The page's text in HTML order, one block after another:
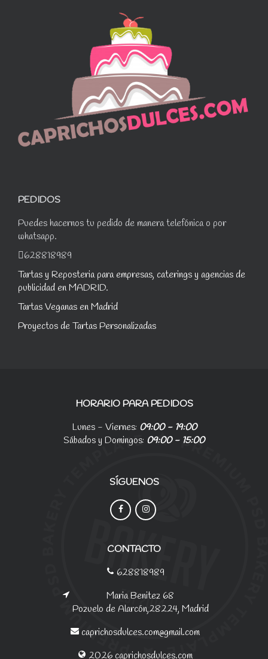
PEDIDOS
Puedes hacernos tu pedido de manera telefónica o por
whatsapp.
628818989
Tartas y Reposteria para empresas, caterings y agencias de
publicidad en MADRID.
Tartas Veganas en Madrid
Proyectos de Tartas Personalizadas
HORARIO PARA PEDIDOS
Lunes - Viernes: 09:00 - 19:00
Sábados y Domingos: 09:00 - 15:00
SÍGUENOS
CONTACTO
628818989
Maria Benitez 68
Pozuelo de Alarcón,28224, Madrid
caprichosdulces.com@gmail.com
2026 caprichosdulces.com